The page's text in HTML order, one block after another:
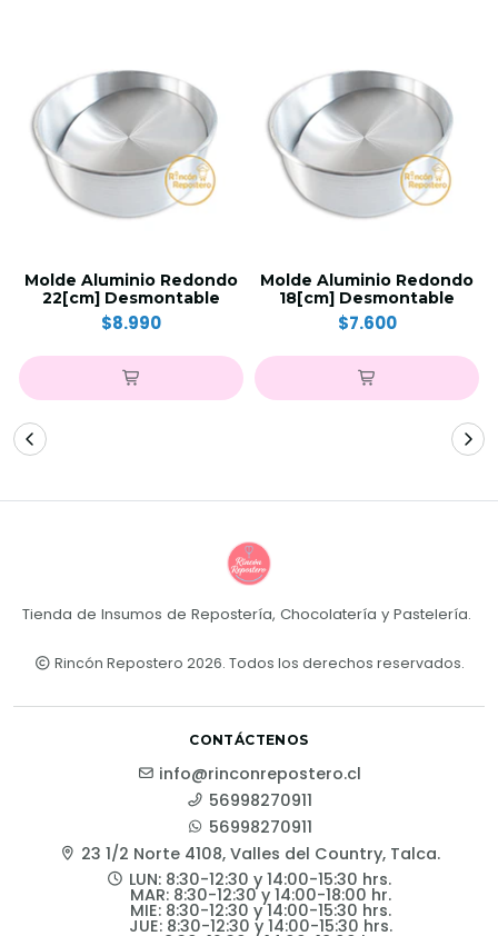
Molde Aluminio Redondo
22[cm] Desmontable
$8.990
Molde Aluminio Redondo
18[cm] Desmontable
$7.600
Tienda de Insumos de Repostería, Chocolatería y Pastelería.
Rincón Repostero 2026. Todos los derechos reservados.
CONTÁCTENOS
info@rinconrepostero.cl
56998270911
56998270911
23 1/2 Norte 4108, Valles del Country, Talca.
LUN: 8:30-12:30 y 14:00-15:30 hrs.
MAR: 8:30-12:30 y 14:00-18:00 hr.
MIE: 8:30-12:30 y 14:00-15:30 hrs.
JUE: 8:30-12:30 y 14:00-15:30 hrs.